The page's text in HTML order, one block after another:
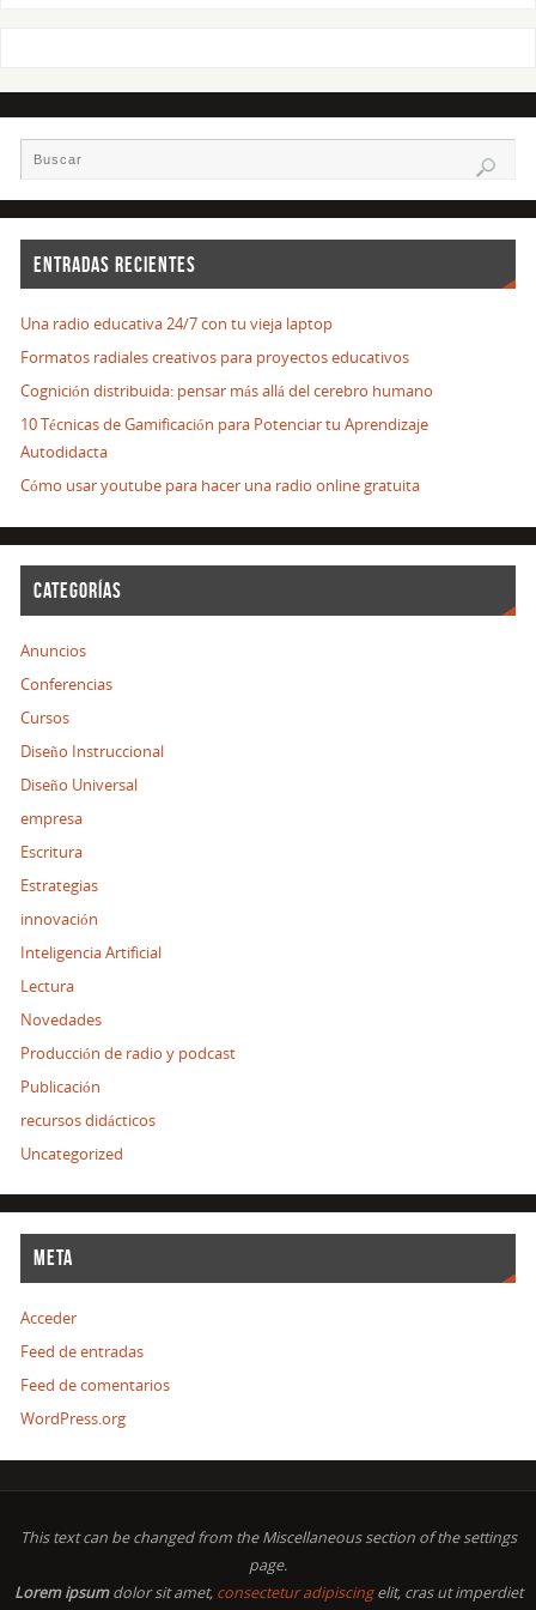
ENTRADAS RECIENTES
Una radio educativa 24/7 con tu vieja laptop
Formatos radiales creativos para proyectos educativos
Cognición distribuida: pensar más allá del cerebro humano
10 Técnicas de Gamificación para Potenciar tu Aprendizaje
Autodidacta
Cómo usar youtube para hacer una radio online gratuita
CATEGORÍAS
Anuncios
Conferencias
Cursos
Diseño Instruccional
Diseño Universal
empresa
Escritura
Estrategias
innovación
Inteligencia Artificial
Lectura
Novedades
Producción de radio y podcast
Publicación
recursos didácticos
Uncategorized
META
Acceder
Feed de entradas
Feed de comentarios
WordPress.org
This text can be changed from the Miscellaneous section of the settings
page.
Lorem ipsumdolor sit amet, consectetur adipiscingelit, cras ut imperdiet